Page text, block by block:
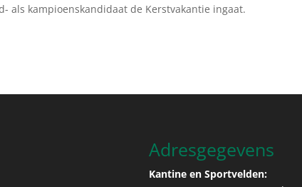
als kampioenskandidaat de Kerstvakantie ingaat.
Adresgegevens
Kantine en Sportvelden: